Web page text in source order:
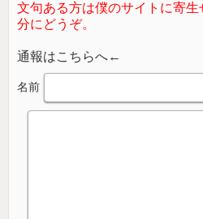
文句ある方は僕のサイトに寄
分にどうぞ。
通報はこちらへ←
名前